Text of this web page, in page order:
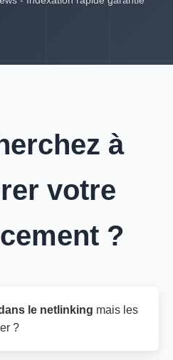
à
votre
?
le netlinking mais les
?